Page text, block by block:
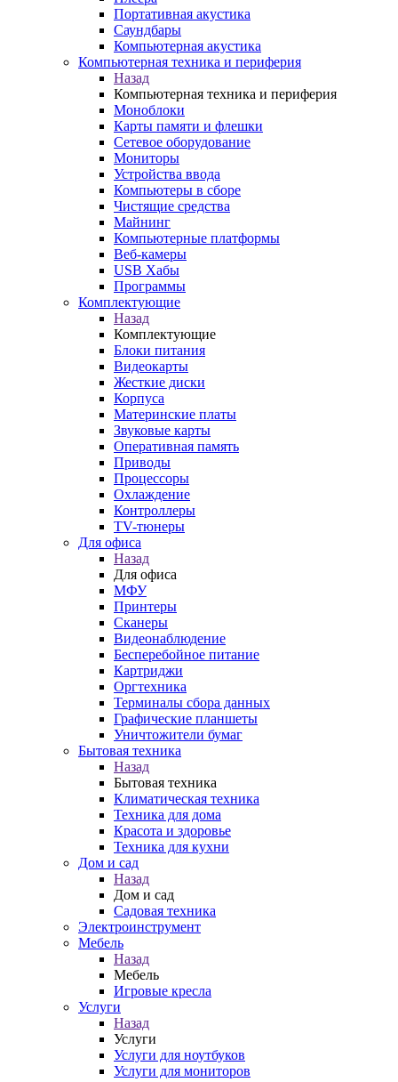
Портативная акустика
Саундбары
Компьютерная акустика
Компьютерная техника и периферия
Назад
Компьютерная техника и периферия
Моноблоки
Карты памяти и флешки
Сетевое оборудование
Мониторы
Устройства ввода
Компьютеры в сборе
Чистящие средства
Майнинг
Компьютерные платформы
Веб-камеры
USB Хабы
Программы
Комплектующие
Назад
Комплектующие
Блоки питания
Видеокарты
Жесткие диски
Корпуса
Материнские платы
Звуковые карты
Оперативная память
Приводы
Процессоры
Охлаждение
Контроллеры
TV-тюнеры
Для офиса
Назад
Для офиса
МФУ
Принтеры
Сканеры
Видеонаблюдение
Бесперебойное питание
Картриджи
Оргтехника
Терминалы сбора данных
Графические планшеты
Уничтожители бумаг
Бытовая техника
Назад
Бытовая техника
Климатическая техника
Техника для дома
Красота и здоровье
Техника для кухни
Дом и сад
Назад
Дом и сад
Садовая техника
Электроинструмент
Мебель
Назад
Мебель
Игровые кресла
Услуги
Назад
Услуги
Услуги для ноутбуков
Услуги для мониторов